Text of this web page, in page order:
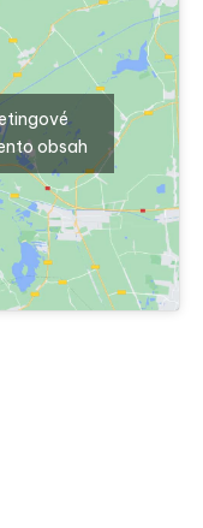
obsah